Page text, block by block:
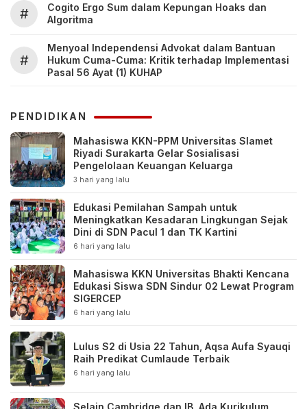
#
Cogito Ergo Sum dalam Kepungan Hoaks dan
Algoritma
#
Menyoal Independensi Advokat dalam Bantuan
Hukum Cuma-Cuma: Kritik terhadap Implementasi
Pasal 56 Ayat (1) KUHAP
PENDIDIKAN
Mahasiswa KKN-PPM Universitas Slamet
Riyadi Surakarta Gelar Sosialisasi
Pengelolaan Keuangan Keluarga
3 hari yang lalu
Edukasi Pemilahan Sampah untuk
Meningkatkan Kesadaran Lingkungan Sejak
Dini di SDN Pacul 1 dan TK Kartini
6 hari yang lalu
Mahasiswa KKN Universitas Bhakti Kencana
Edukasi Siswa SDN Sindur 02 Lewat Program
SIGERCEP
6 hari yang lalu
Lulus S2 di Usia 22 Tahun, Aqsa Aufa Syauqi
Raih Predikat Cumlaude Terbaik
6 hari yang lalu
Selain Cambridge dan IB, Ada Kurikulum